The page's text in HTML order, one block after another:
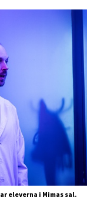
eleverna i Mimas sal.